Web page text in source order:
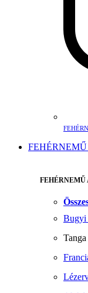
FEHÉRNEMŰ
Bugyi